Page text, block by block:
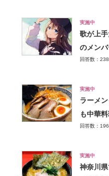
実施中
歌が上
のメンバ
回答数：
実施中
ラーメ
も中華料
回答数：
実施中
神奈川